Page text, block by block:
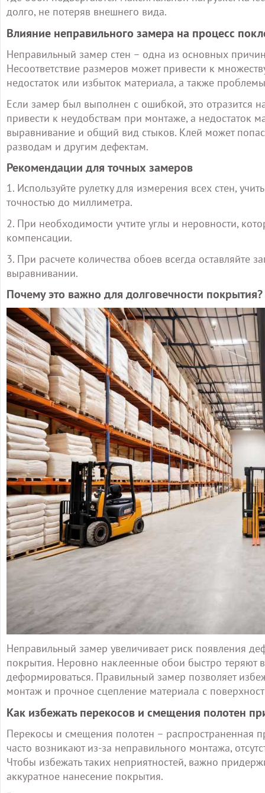
долго, не потеряв внешнего вида.
Влияние неправильного замера на процесс
Неправильный замер стен – одна из основных
Несоответствие размеров может привести к
недостаток или избыток материала, а также
Если замер был выполнен с ошибкой, это отразится
привести к неудобствам при монтаже, а недостаток
выравнивание и общий вид стыков. Клей может
разводам и другим дефектам.
Рекомендации для точных замеров
1. Используйте рулетку для измерения всех стен,
точностью до миллиметра.
2. При необходимости учтите углы и неровности,
компенсации.
3. При расчете количества обоев всегда
выравнивании.
Почему это важно для долговечности покрытия?
Неправильный замер увеличивает риск появления
покрытия. Неровно наклеенные обои быстро теряют
деформироваться. Правильный замер позволяет
монтаж и прочное сцепление материала с
Как избежать перекосов и смещения полотен
Перекосы и смещения полотен – распространенная
часто возникают из-за неправильного монтажа,
Чтобы избежать таких неприятностей, важно
аккуратное нанесение покрытия.